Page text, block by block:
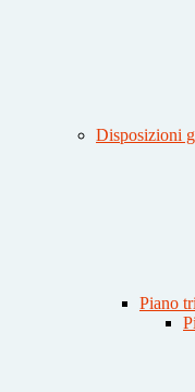
Disposizioni
Piano